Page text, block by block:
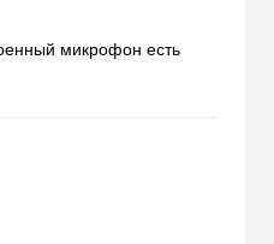
микрофон есть